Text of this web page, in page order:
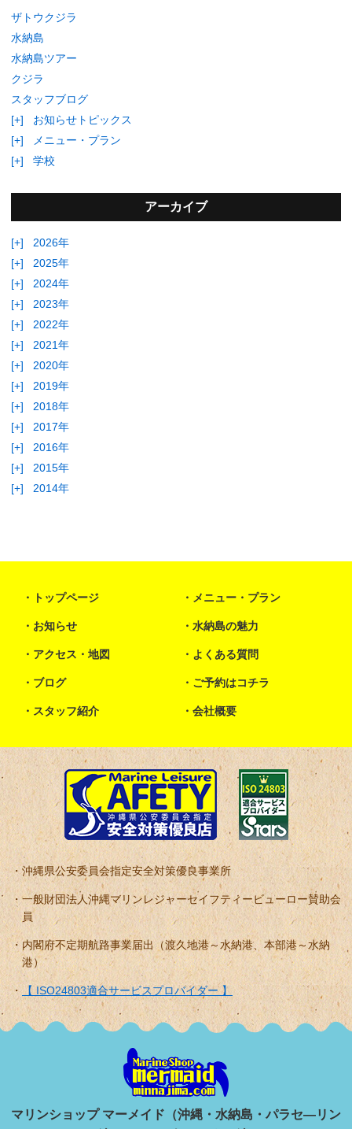
ザトウクジラ
水納島
水納島ツアー
クジラ
スタッフブログ
[+]
お知らせトピックス
[+]
メニュー・プラン
[+]
学校
アーカイブ
[+]
2026年
[+]
2025年
[+]
2024年
[+]
2023年
[+]
2022年
[+]
2021年
[+]
2020年
[+]
2019年
[+]
2018年
[+]
2017年
[+]
2016年
[+]
2015年
[+]
2014年
トップページ メニュー・プラン
お知らせ 水納島の魅力
アクセス・地図 よくある質問
ブログ ご予約はコチラ
スタッフ紹介 会社概要
沖縄県公安委員会指定安全対策優良事業所
一般財団法人沖縄マリンレジャーセイフティービューロー賛助会
員
内閣府不定期航路事業届出（渡久地港～水納港、本部港～水納
港）
【 ISO24803適合サービスプロバイダー 】
マリンショップ マーメイド（沖縄・水納島・パラセ―リン